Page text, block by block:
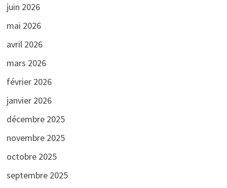
juin 2026
mai 2026
avril 2026
mars 2026
février 2026
janvier 2026
décembre 2025
novembre 2025
octobre 2025
septembre 2025